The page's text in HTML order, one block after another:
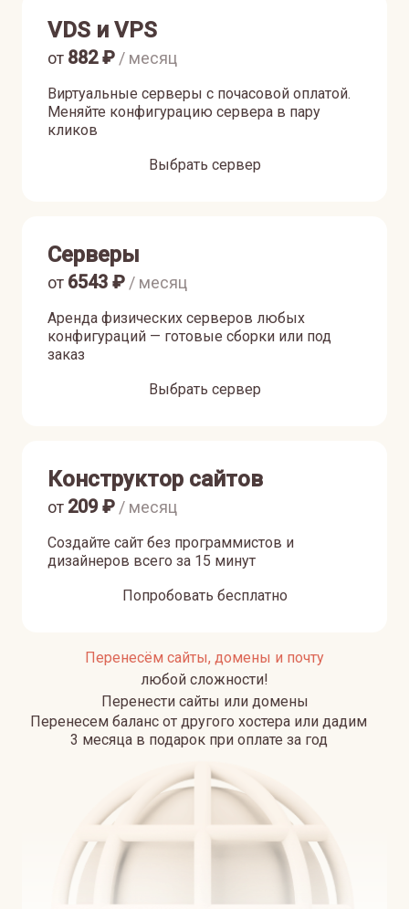
VDS и VPS
Виртуальные серверы с почасовой оплатой.
Меняйте конфигурацию сервера в пару
кликов
от 882₽ / месяц
Выбрать сервер
Серверы
Аренда физических серверов любых
конфигураций — готовые сборки или под
заказ
от 6543 ₽ / месяц
Выбрать сервер
Конструктор сайтов
Создайте сайт без программистов и
дизайнеров всего за 15 минут
от 209₽ / месяц
Попробовать бесплатно
Перенесём сайты, домены и почту
любой сложности!
Перенести сайты или домены
Перенесем баланс от другого хостера или дадим
3 месяца в подарок при оплате за год